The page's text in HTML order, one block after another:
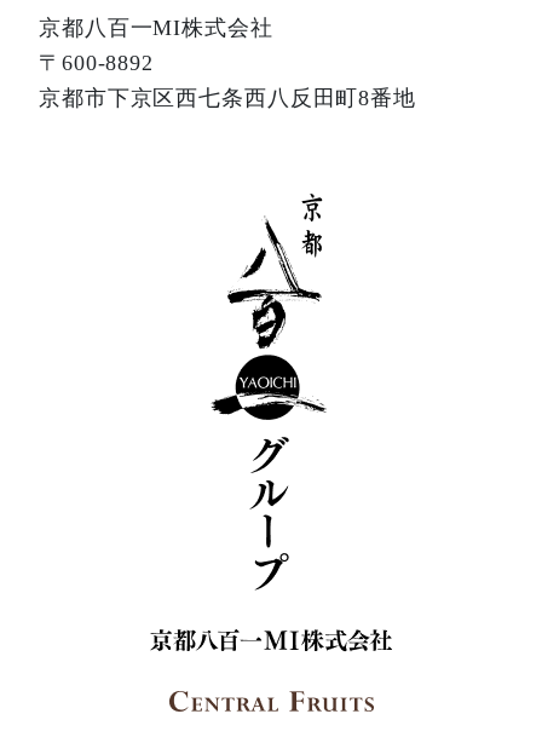
京都八百一MI株式会社
〒600-8892
京都市下京区西七条西八反田町8番地